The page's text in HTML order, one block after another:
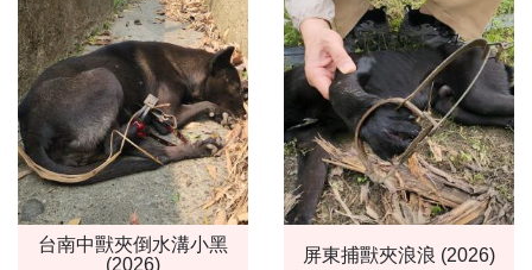
台南中獸夾倒水溝小黑
(2026)
屏東捕獸夾浪浪 (2026)